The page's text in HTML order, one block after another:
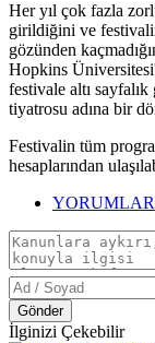
Her yıl çok fazla
girildiğini ve
gözünden
Hopkins
festivale altı
tiyatrosu adına bir
Festivalin tüm
hesaplarından
YORUMLAR
Gönder
İlginizi Çekebilir